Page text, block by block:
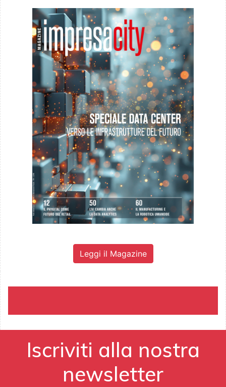
Leggi il Magazine
Iscriviti alla nostra
newsletter